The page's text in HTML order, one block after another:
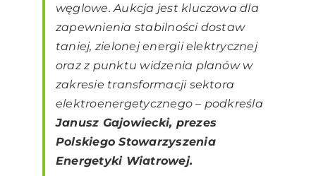
węglowe. Aukcja jest kluczowa dla
zapewnienia stabilności dostaw
taniej, zielonej energii elektrycznej
oraz z punktu widzenia planów w
zakresie transformacji sektora
elektroenergetycznego– podkreśla
Janusz Gajowiecki, prezes
Polskiego Stowarzyszenia
Energetyki Wiatrowej.